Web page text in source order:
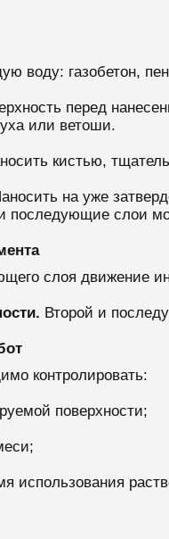
воду: газобетон,
перед
или ветоши.
кистью,
на уже
последующие слои
слоя движение
Второй и
контролировать:
поверхности;
использования